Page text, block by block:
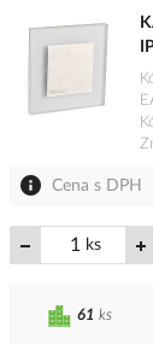
Cena s DPH
ks
61 ks